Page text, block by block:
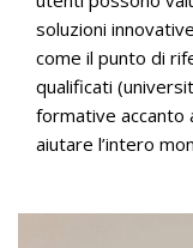
soluzioni
come il punto di
qualificati
formative accanto
aiutare l’intero